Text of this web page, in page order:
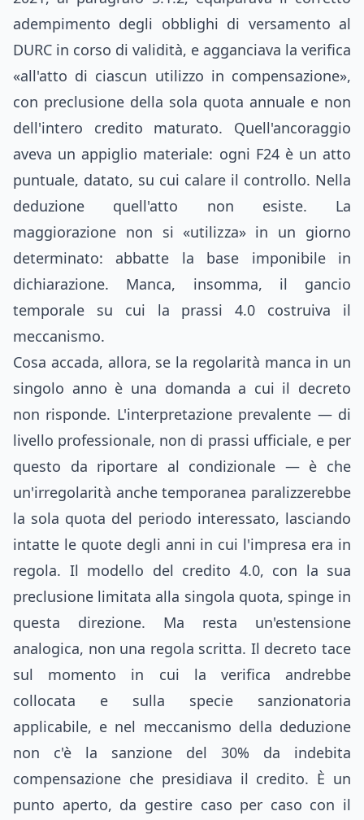
adempimento degli obblighi di versamento al
DURC in corso di validità, e agganciava la verifica
«all'atto di ciascun utilizzo in compensazione»,
con preclusione della sola quota annuale e non
dell'intero credito maturato. Quell'ancoraggio
aveva un appiglio materiale: ogni F24 è un atto
puntuale, datato, su cui calare il controllo. Nella
deduzione quell'atto non esiste. La
maggiorazione non si «utilizza» in un giorno
determinato: abbatte la base imponibile in
dichiarazione. Manca, insomma, il gancio
temporale su cui la prassi 4.0 costruiva il
meccanismo.
Cosa accada, allora, se la regolarità manca in un
singolo anno è una domanda a cui il decreto
non risponde. L'interpretazione prevalente — di
livello professionale, non di prassi ufficiale, e per
questo da riportare al condizionale — è che
un'irregolarità anche temporanea paralizzerebbe
la sola quota del periodo interessato, lasciando
intatte le quote degli anni in cui l'impresa era in
regola. Il modello del credito 4.0, con la sua
preclusione limitata alla singola quota, spinge in
questa direzione. Ma resta un'estensione
analogica, non una regola scritta. Il decreto tace
sul momento in cui la verifica andrebbe
collocata e sulla specie sanzionatoria
applicabile, e nel meccanismo della deduzione
non c'è la sanzione del 30% da indebita
compensazione che presidiava il credito. È un
punto aperto, da gestire caso per caso con il